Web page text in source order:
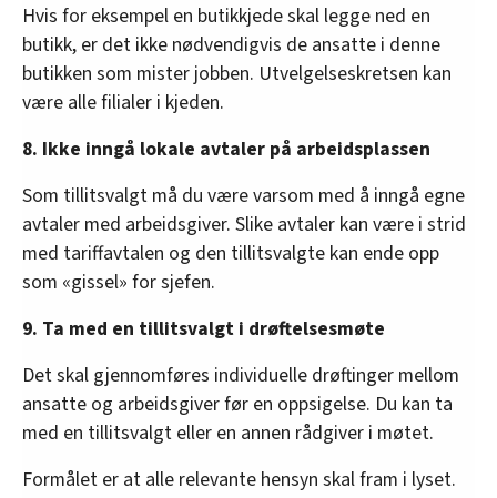
Hvis for eksempel en butikkjede skal legge ned en
butikk, er det ikke nødvendigvis de ansatte i denne
butikken som mister jobben. Utvelgelseskretsen kan
være alle filialer i kjeden.
8. Ikke inngå lokale avtaler på arbeidsplassen
Som tillitsvalgt må du være varsom med å inngå egne
avtaler med arbeidsgiver. Slike avtaler kan være i strid
med tariffavtalen og den tillitsvalgte kan ende opp
som «gissel» for sjefen.
9. Ta med en tillitsvalgt i drøftelsesmøte
Det skal gjennomføres individuelle drøftinger mellom
ansatte og arbeidsgiver før en oppsigelse. Du kan ta
med en tillitsvalgt eller en annen rådgiver i møtet.
Formålet er at alle relevante hensyn skal fram i lyset.